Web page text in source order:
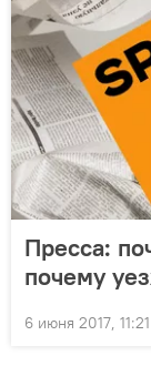
Пресса:
почему
6 июня 2017, 11:21